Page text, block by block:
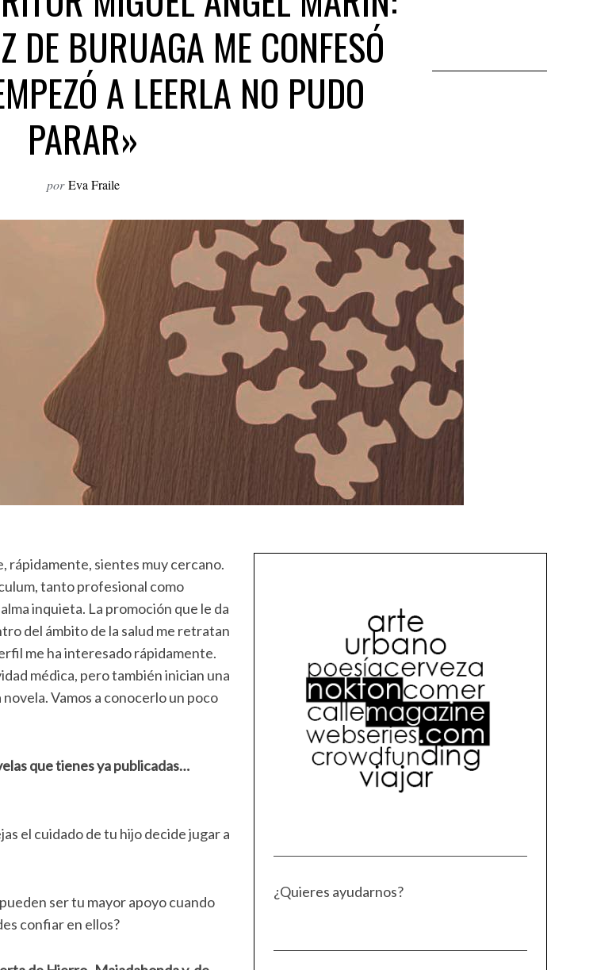
DE BURUAGA ME CONFESÓ
A LEERLA NO PUDO
PARAR»
por Eva Fraile
rápidamente, sientes muy cercano.
tanto profesional como
inquieta. La promoción que le da
del ámbito de la salud me retratan
me ha interesado rápidamente.
médica, pero también inician una
Vamos a conocerlo un poco
que tienes ya publicadas…
el cuidado de tu hijo decide jugar a
ser tu mayor apoyo cuando
confiar en ellos?
¿Quieres ayudarnos?